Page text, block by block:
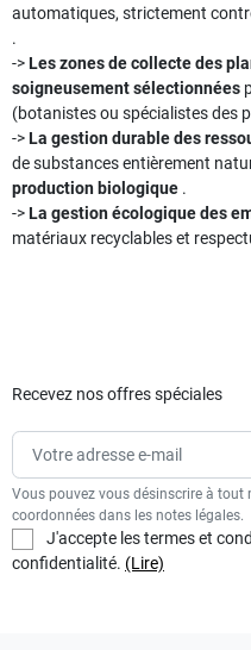
automatiques, strictement
.
->Les zones de collecte des
soigneusement sélectionnées
(botanistes ou spécialistes des
->La gestion durable des
de substances entièrement
production biologique .
->La gestion écologique des
matériaux recyclables et
Recevez nos offres spéciales
Vous pouvez vous désinscrire à tout
coordonnées dans les notes légales.
J'accepte les termes et
confidentialité. (Lire)